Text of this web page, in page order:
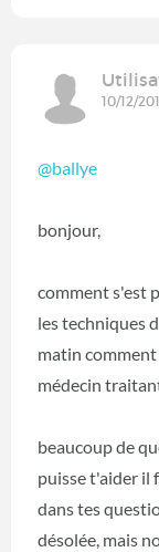
10/12/
@ballye
bonjour,
comment s'est
les techniques
matin
médecin
beaucoup de
puisse t'aider il
dans tes
désolée, mais